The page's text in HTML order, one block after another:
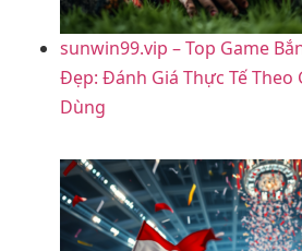
sunwin99.vip – Top Game
Đẹp: Đánh Giá Thực Tế Theo
Dùng